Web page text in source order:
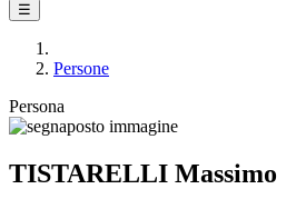
☰
Persone
Persona
TISTARELLI Massimo